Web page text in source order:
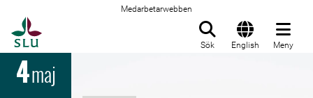
Medarbetarwebben
Sök English Meny
4maj